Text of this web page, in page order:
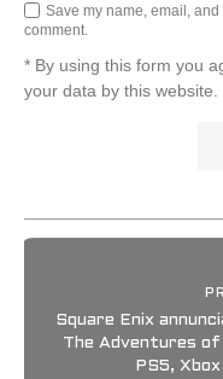
Save my name, email, and
comment.
* By using this form you
your data by this website.
Square Enix
The Adventures of
PS5,